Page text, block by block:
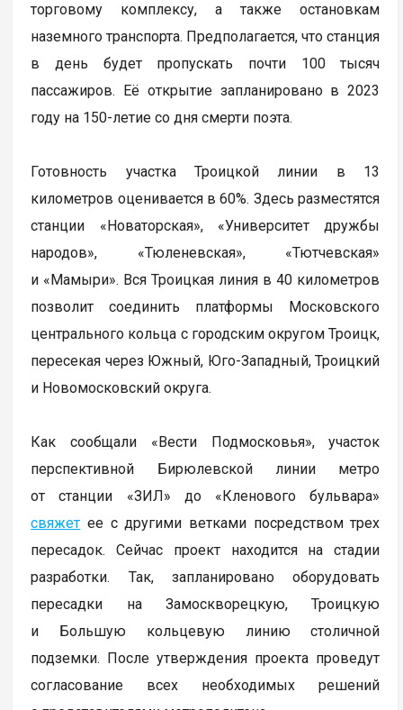
торговому комплексу, а также остановкам
наземного транспорта. Предполагается, что станция
в день будет пропускать почти 100 тысяч
пассажиров. Её открытие запланировано в 2023
году на 150-летие со дня смерти поэта.
Готовность участка Троицкой линии в 13
километров оценивается в 60%. Здесь разместятся
станции «Новаторская», «Университет дружбы
народов», «Тюленевская», «Тютчевская»
и «Мамыри». Вся Троицкая линия в 40 километров
позволит соединить платформы Московского
центрального кольца с городским округом Троицк,
пересекая через Южный, Юго-Западный, Троицкий
и Новомосковский округа.
Как сообщали «Вести Подмосковья», участок
перспективной Бирюлевской линии метро
от станции «ЗИЛ» до «Кленового бульвара»
свяжет ее с другими ветками посредством трех
пересадок. Сейчас проект находится на стадии
разработки. Так, запланировано оборудовать
пересадки на Замоскворецкую, Троицкую
и Большую кольцевую линию столичной
подземки. После утверждения проекта проведут
согласование всех необходимых решений